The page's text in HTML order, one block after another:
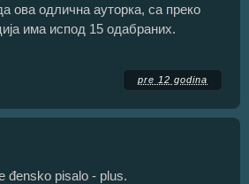
ова одлична ауторка, са преко
има испод 15 одабраних.
pre 12 godina
đensko pisalo - plus.